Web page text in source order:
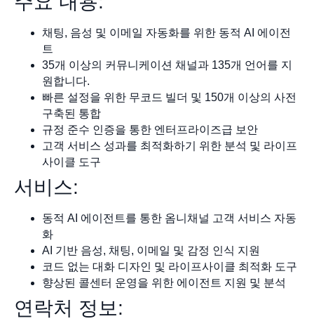
채팅, 음성 및 이메일 자동화를 위한 동적 AI 에이전
트
35개 이상의 커뮤니케이션 채널과 135개 언어를 지
원합니다.
빠른 설정을 위한 무코드 빌더 및 150개 이상의 사전
구축된 통합
규정 준수 인증을 통한 엔터프라이즈급 보안
고객 서비스 성과를 최적화하기 위한 분석 및 라이프
사이클 도구
서비스:
동적 AI 에이전트를 통한 옴니채널 고객 서비스 자동
화
AI 기반 음성, 채팅, 이메일 및 감정 인식 지원
코드 없는 대화 디자인 및 라이프사이클 최적화 도구
향상된 콜센터 운영을 위한 에이전트 지원 및 분석
연락처 정보: